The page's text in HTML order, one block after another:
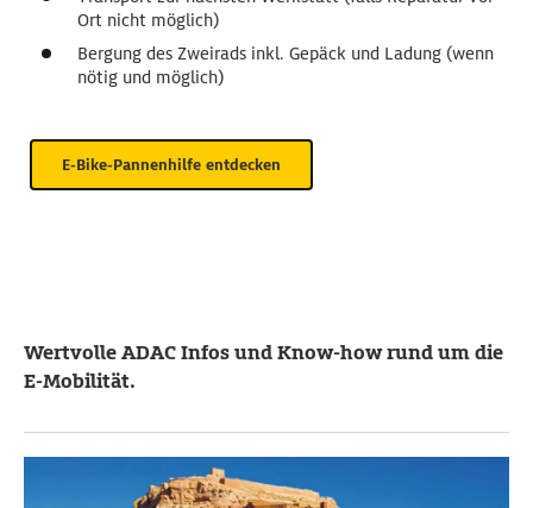
Ort nicht möglich)
Bergung des Zweirads inkl. Gepäck und Ladung (wenn
nötig und möglich)
E-Bike-Pannenhilfe entdecken
Wertvolle ADAC Infos und Know-how rund um die
E-Mobilität.